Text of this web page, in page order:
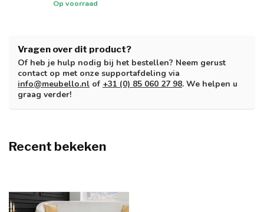
Op voorraad
Vragen over dit product?
Of heb je hulp nodig bij het bestellen? Neem gerust
contact op met onze supportafdeling via
info@meubello.nl of +31 (0) 85 060 27 98. We helpen u
graag verder!
Recent bekeken